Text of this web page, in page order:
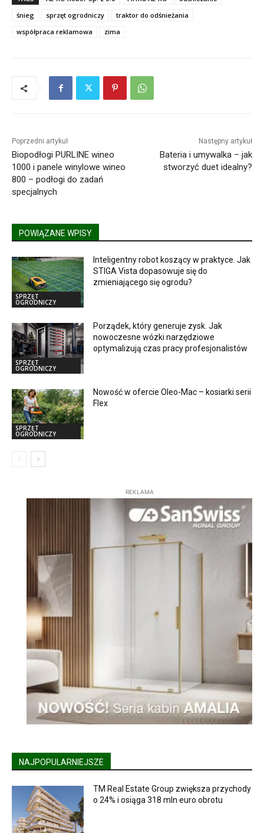
śnieg
sprzęt ogrodniczy
traktor do odśnieżania
współpraca reklamowa
zima
Poprzedni artykuł
Biopodłogi PURLINE wineo
1000 i panele winylowe wineo
800 – podłogi do zadań
specjalnych
Następny artykuł
Bateria i umywalka – jak
stworzyć duet idealny?
POWIĄZANE WPISY
SPRZĘT
OGRODNICZY
Inteligentny robot koszący w praktyce. Jak
STIGA Vista dopasowuje się do
zmieniającego się ogrodu?
SPRZĘT
OGRODNICZY
Porządek, który generuje zysk. Jak
nowoczesne wózki narzędziowe
optymalizują czas pracy profesjonalistów
SPRZĘT
OGRODNICZY
Nowość w ofercie Oleo-Mac – kosiarki serii
Flex
REKLAMA
NAJPOPULARNIEJSZE
TM Real Estate Group zwiększa przychody
o 24% i osiąga 318 mln euro obrotu